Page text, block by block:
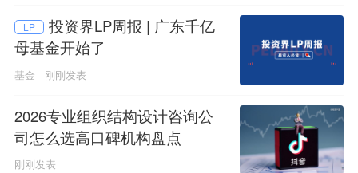
LP
投资界LP周报 | 广东千亿
母基金开始了
基金 刚刚发表
2026专业组织结构设计咨询公
司怎么选高口碑机构盘点
刚刚发表